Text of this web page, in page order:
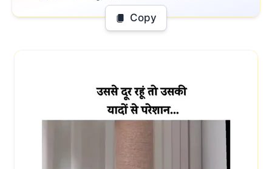
Copy